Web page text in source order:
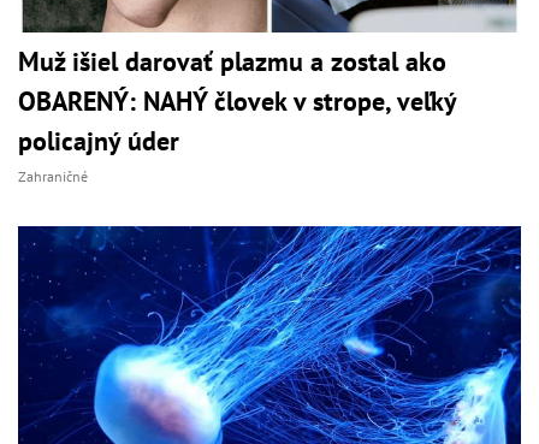
Muž išiel darovať plazmu a zostal ako
OBARENÝ: NAHÝ človek v strope, veľký
policajný úder
Zahraničné